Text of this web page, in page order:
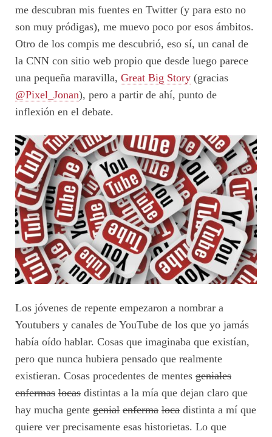
me descubran mis fuentes en Twitter (y para esto no
son muy pródigas), me muevo poco por esos ámbitos.
Otro de los compis me descubrió, eso sí, un canal de
la CNN con sitio web propio que desde luego parece
una pequeña maravilla, Great Big Story (gracias
@Pixel_Jonan), pero a partir de ahí, punto de
inflexión en el debate.
Los jóvenes de repente empezaron a nombrar a
Youtubers y canales de YouTube de los que yo jamás
había oído hablar. Cosas que imaginaba que existían,
pero que nunca hubiera pensado que realmente
existieran. Cosas procedentes de mentes geniales
enfermas locas distintas a la mía que dejan claro que
hay mucha gente genial enferma loca distinta a mí que
quiere ver precisamente esas historietas. Lo que